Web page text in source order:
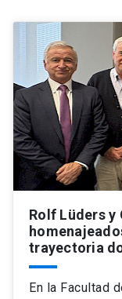
Universidad
Información para
Futuros
Estudiantes
Académicos
Personal
Alumni
Go to english site
ACCESOS DIRECTOS
Mi Cuenta UC launch
Rolf Lüders y
trayectoria
En la Facultad